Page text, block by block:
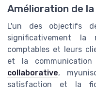
Amélioration de
L'un des objectifs
significativement
comptables et leurs
et la
collaborative,
satisfaction et la